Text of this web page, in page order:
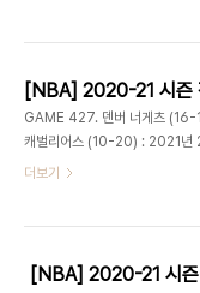
콜린스가 덩크 2개로 4득점. 앨
점으로 2점씩 야금야금 추격
28 1쿼터 종료. - 아이재아 로
의 활약을 앞세워 40-34. 주전
차 좁혀지는듯 했으나 오클라호
으로 하미두 디알로와 셰이 길져
살아나며 오클라호마의 인사이
GAME 427. 덴버 너게츠 (16-
캐벌리어스 (10-20) : 2021년
켓 모기지 필드하우스 - 덴버는
있는지 벤치로 물러났다. 그런
키치의 패스를 동료들이 착실
더보기